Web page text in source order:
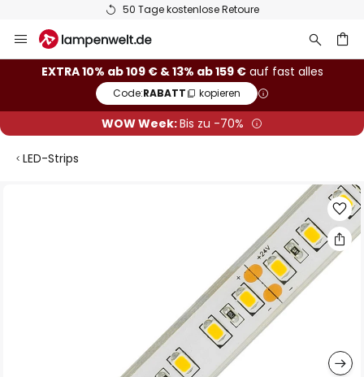
50 Tage kostenlose Retoure
Inhalt
springen
EXTRA 10% ab 109 € & 13% ab 159 €auf fast alles
Code:RABATT kopieren
WOW Week:Bis zu -70%
LED-Strips